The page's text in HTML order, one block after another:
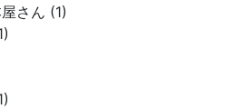
さん (1)